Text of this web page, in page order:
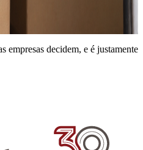
empresas decidem, e é justamente